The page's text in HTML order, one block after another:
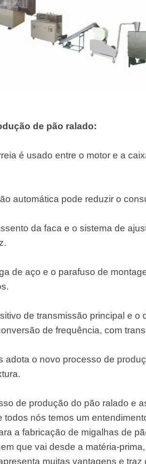
de pão ralado:
é usado entre o motor e a
automática pode reduzir o
da faca e o sistema de
de aço e o parafuso de
de transmissão principal e o
de frequência, com
adota o novo processo de
de produção do pão ralado e
todos nós temos um
a fabricação de migalhas de
que vai desde a matéria-
muitas vantagens e